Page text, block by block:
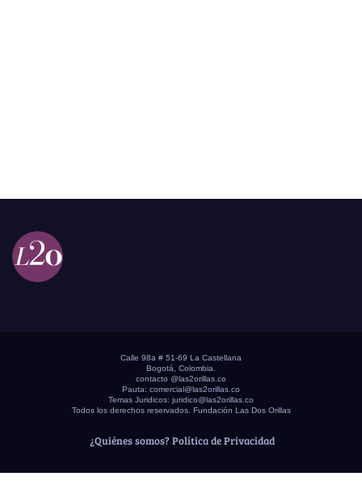
Calle 98a # 51-69 La Castellana
Bogotá, Colombia.
contacto @las2orillas.co
Pauta: comercial@las2orillas.co
Temas Juridicos: juridico@las2orillas.co
Todos los derechos reservados. Fundación Las Dos Orillas
¿Quiénes somos? Política de Privacidad